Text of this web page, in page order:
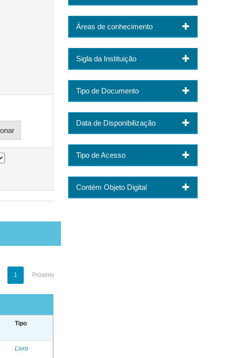
1 Próximo
Tipo
Livro
Áreas de conhecimento
Sigla da Instituição
Tipo de Documento
Data de Disponibilização
Tipo de Acesso
Contém Objeto Digital